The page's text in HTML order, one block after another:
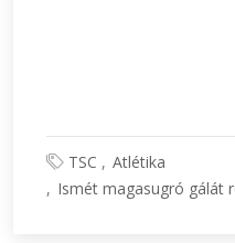
TSC
Atlétika
Ismét magasugró gálát